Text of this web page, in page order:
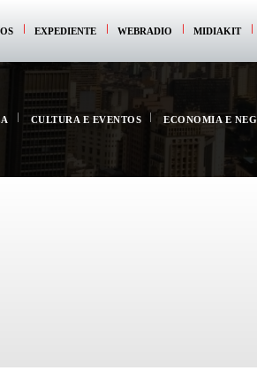
EXPEDIENTE WEBRADIO MIDIAKIT
CULTURA E EVENTOS ECONOMIA E